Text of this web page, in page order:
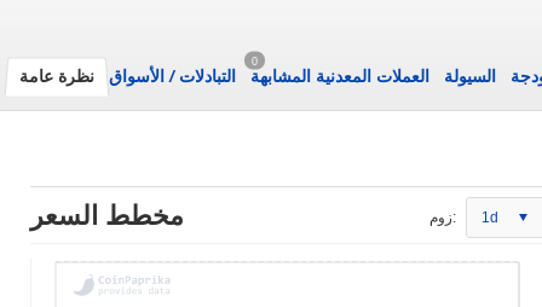
نظرة عامة التبادلات/ الأسواق
0
العملات المعدنية المشابهة السيولة
مخطط السعر زوم: 1d